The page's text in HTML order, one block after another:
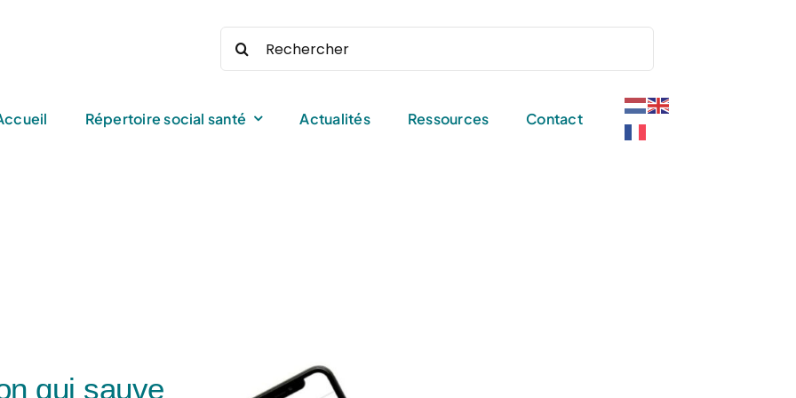
Rechercher:
Répertoire social santé Actualités Ressources Contact
qui sauve